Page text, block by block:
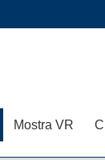
Mostra VR